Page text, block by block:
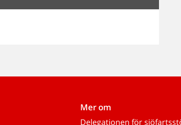
Mer om
Delegationen för